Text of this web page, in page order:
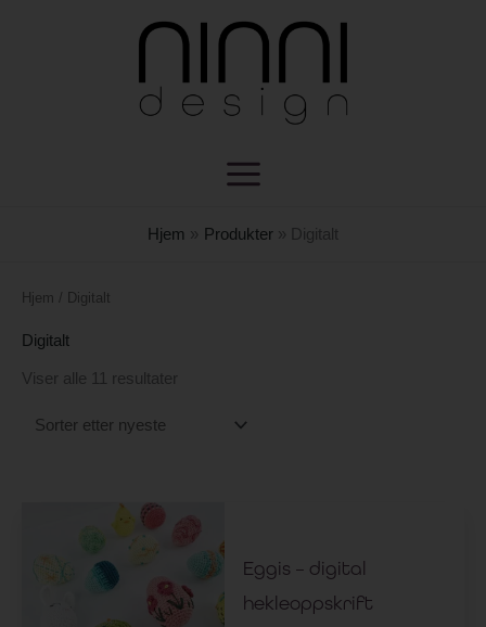
Hjem Produkter Digitalt
Hjem / Digitalt
Digitalt
Viser alle 11 resultater
Eggis – digital
hekleoppskrift